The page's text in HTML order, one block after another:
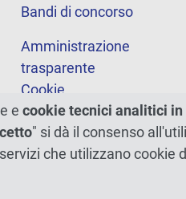
Bandi di concorso
Amministrazione
trasparente
Cookie
Mappa del sito
e cookie tecnici analitici
" si dà il consenso
che utilizzano cookie